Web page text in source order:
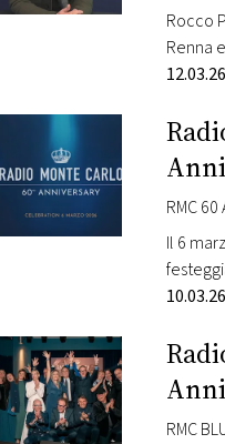
EVENTI
VIDEO
PRINCIPATO
DI
MONACO
Rocco
Renna
film “Il
Teresa
turistica
12.03.26
RMC
Il 6
unica:
Ospiti
10.03.26
RMC